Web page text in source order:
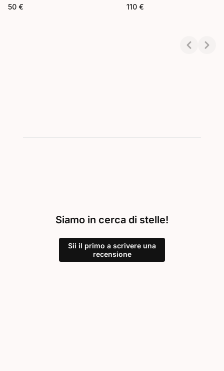
50 €
Prezzo finale
110 €
Prezzo finale
Siamo in cerca di stelle!
Sii il primo a scrivere una
recensione